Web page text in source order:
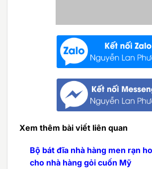
Xem thêm bài viết liên quan
Bộ bát đĩa nhà hàng men rạn
cho nhà hàng gỏi cuốn Mỹ